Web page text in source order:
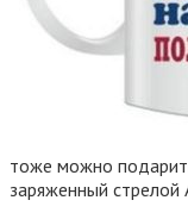
тоже можно
заряженный стрелой